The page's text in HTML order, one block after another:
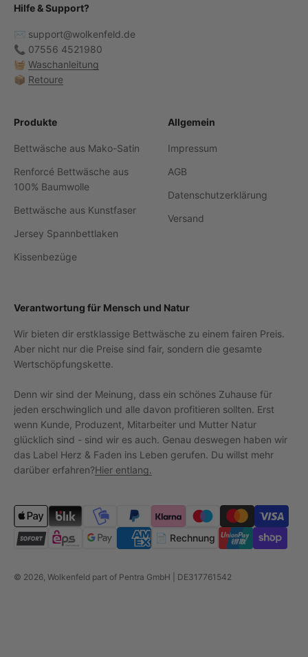
Hilfe & Support?
✉️ support@wolkenfeld.de
📞 07556 4521980
🧺 Waschanleitung
📦 Retoure
Produkte
Bettwäsche aus Mako-Satin
Renforcé Bettwäsche aus
100% Baumwolle
Bettwäsche aus Kunstfaser
Jersey Spannbettlaken
Kissenbezüge
Allgemein
Impressum
AGB
Datenschutzerklärung
Versand
Verantwortung für Mensch und Natur
Wir bieten dir erstklassige Bettwäsche zu einem fairen Preis.
Aber nicht nur die Preise sind fair, sondern die gesamte
Wertschöpfungskette.
Denn wir sind der Meinung, dass ein schönes Zuhause für
jeden erschwinglich und alle davon profitieren sollten. Erst
wenn Kunde, Produzent, Mitarbeiter und Mutter Natur
glücklich sind - sind wir es auch. Genau deswegen haben wir
das Label Herz & Faden ins Leben gerufen. Du willst mehr
darüber erfahren?Hier entlang.
📄 Rechnung
© 2026, Wolkenfeld part of Pentra GmbH | DE317761542